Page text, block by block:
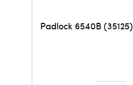
Padlock 6540B (35125)